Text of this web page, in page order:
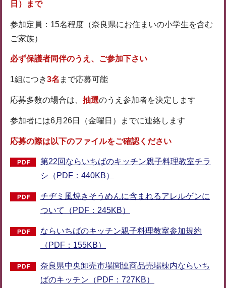
日）まで
参加定員：15名程度（奈良県にお住まいの小学生を含む
ご家族）
必ず保護者同伴のうえ、ご参加下さい
1組につき3名 まで応募可能
応募多数の場合は、 抽選のうえ参加者を決定します
参加者には6月26日（金曜日）までに連絡します
応募の際は以下のファイルをご確認ください
第22回ならいちばのキッチン親子料理教室チラ
シ（PDF：440KB）
チヂミ風焼きそうめんに含まれるアレルゲンに
ついて（PDF：245KB）
ならいちばのキッチン親子料理教室参加規約
（PDF：155KB）
奈良県中央卸売市場関連商品売場棟内ならいち
ばのキッチン（PDF：727KB）